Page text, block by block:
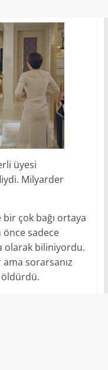
üyesi
Milyarder
çok bağı ortaya
önce sadece
olarak biliniyordu.
sorarsanız
öldürdü.